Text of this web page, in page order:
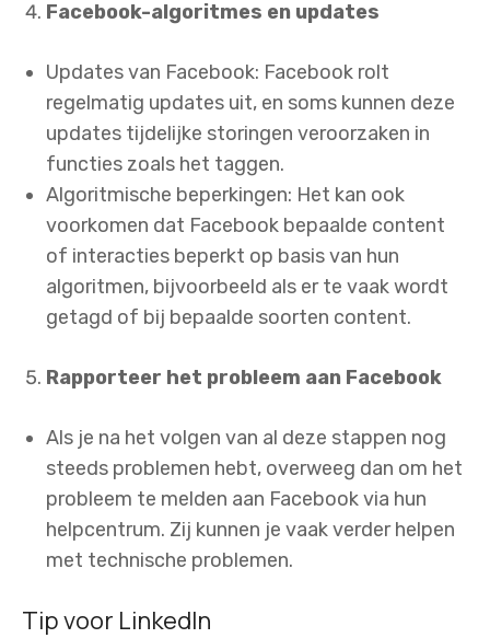
Facebook-algoritmes en updates
Updates van Facebook: Facebook rolt
regelmatig updates uit, en soms kunnen deze
updates tijdelijke storingen veroorzaken in
functies zoals het taggen.
Algoritmische beperkingen: Het kan ook
voorkomen dat Facebook bepaalde content
of interacties beperkt op basis van hun
algoritmen, bijvoorbeeld als er te vaak wordt
getagd of bij bepaalde soorten content.
Rapporteer het probleem aan Facebook
Als je na het volgen van al deze stappen nog
steeds problemen hebt, overweeg dan om het
probleem te melden aan Facebook via hun
helpcentrum. Zij kunnen je vaak verder helpen
met technische problemen.
Tip voor LinkedIn